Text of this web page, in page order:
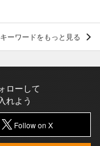
キーワードをもっと見る
ローして
れよう
Follow on X